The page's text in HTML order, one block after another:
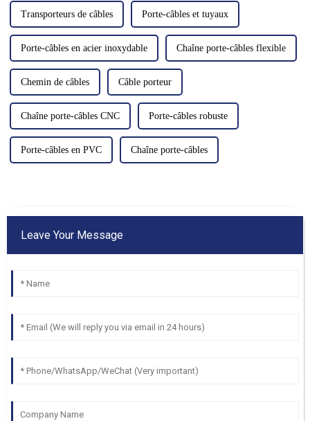
Transporteurs de câbles
Porte-câbles et tuyaux
Porte-câbles en acier inoxydable Chaîne porte-câbles flexible
Chemin de câbles Câble porteur
Chaîne porte-câbles CNC Porte-câbles robuste
Porte-câbles en PVC Chaîne porte-câbles
Leave Your Message